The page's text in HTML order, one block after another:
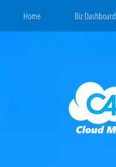
Home Biz Dashboard